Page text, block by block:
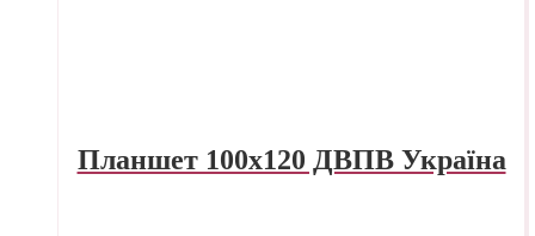
Планшет 100х120 ДВПВ Україна